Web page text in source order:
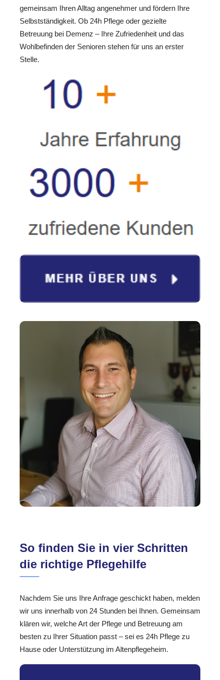
gemeinsam Ihren Alltag angenehmer und fördern Ihre
Selbstständigkeit. Ob 24h Pflege oder gezielte
Betreuung bei Demenz – Ihre Zufriedenheit und das
Wohlbefinden der Senioren stehen für uns an erster
Stelle.
So finden Sie in vier Schritten
die richtige Pflegehilfe
Nachdem Sie uns Ihre Anfrage geschickt haben, melden
wir uns innerhalb von 24 Stunden bei Ihnen. Gemeinsam
klären wir, welche Art der Pflege und Betreuung am
besten zu Ihrer Situation passt – sei es 24h Pflege zu
Hause oder Unterstützung im Altenpflegeheim.